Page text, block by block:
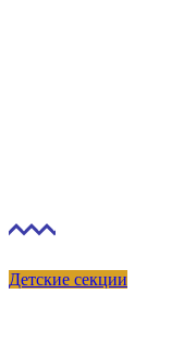
Детские секции